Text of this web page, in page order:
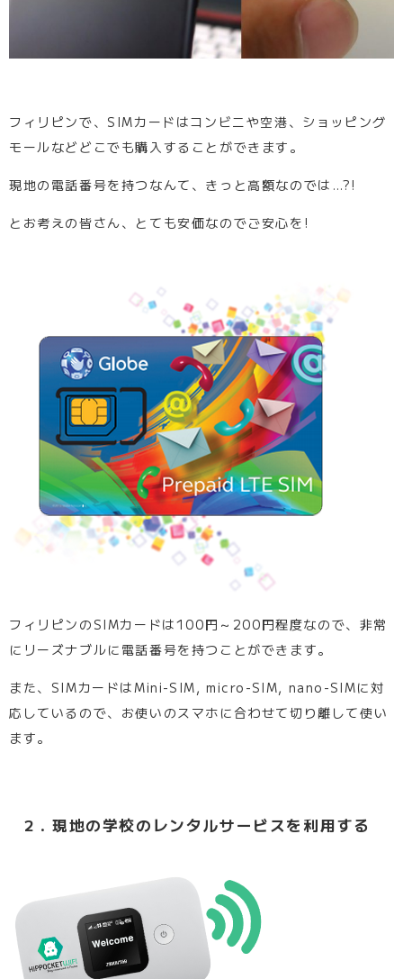
フィリピンで、SIMカードはコンビニや空港、ショッピング
モールなどどこでも購入することができます。
現地の電話番号を持つなんて、きっと高額なのでは…?!
とお考えの皆さん、とても安価なのでご安心を!
フィリピンのSIMカードは100円～200円程度なので、非常
にリーズナブルに電話番号を持つことができます。
また、SIMカードはMini-SIM, micro-SIM, nano-SIMに対
応しているので、お使いのスマホに合わせて切り離して使い
ます。
2．現地の学校のレンタルサービスを利用する